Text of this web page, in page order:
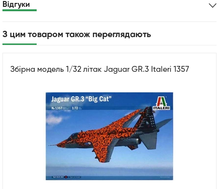
Відгуки
З цим товаром також переглядають
Збірна модель 1/32 літак Jaguar GR.3 Italeri 1357